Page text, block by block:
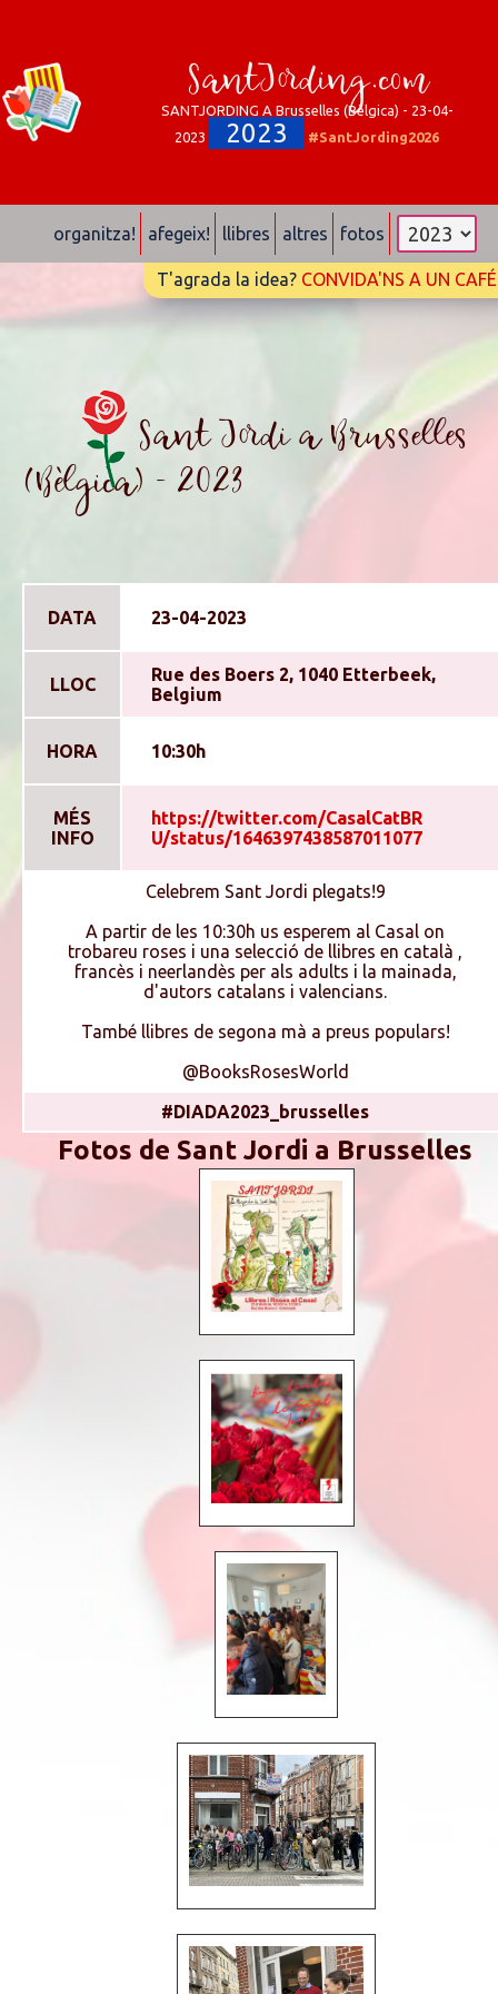
SantJording.com
SANTJORDING A Brusselles (Bèlgica) - 23-04-
2023
2023 #SantJording2026
organitza! afegeix! llibres altres fotos
T'agrada la idea? CONVIDA'NS A UN CAFÉ
Sant Jordi a Brusselles
(Bèlgica) - 2023
DATA 23-04-2023
LLOC
Rue des Boers 2, 1040 Etterbeek,
Belgium
HORA 10:30h
MÉS
INFO
https://twitter.com/CasalCatBR
U/status/1646397438587011077
Celebrem Sant Jordi plegats!9
A partir de les 10:30h us esperem al Casal on
trobareu roses i una selecció de llibres en català ,
francès i neerlandès per als adults i la mainada,
d'autors catalans i valencians.
També llibres de segona mà a preus populars!
@BooksRosesWorld
#DIADA2023_brusselles
Fotos de Sant Jordi a Brusselles